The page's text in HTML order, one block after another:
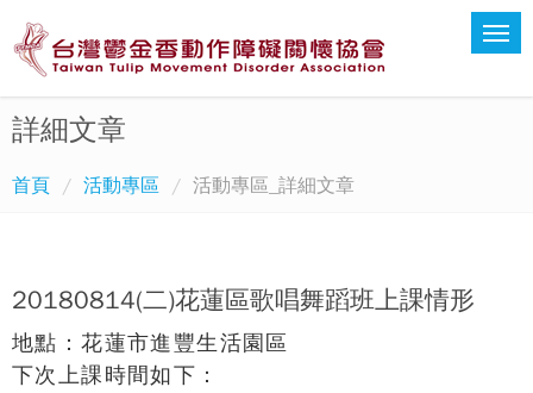
詳細文章
首頁 活動專區 活動專區_詳細文章
20180814(二)花蓮區歌唱舞蹈班上課情形
地點：花蓮市進豐生活園區
下次上課時間如下：